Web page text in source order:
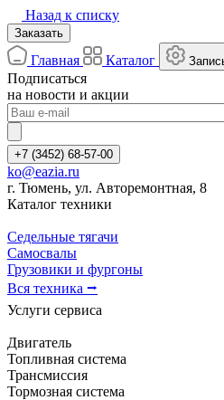
Назад к списку
Заказать
Главная Каталог
Подписаться
на новости и акции
+7 (3452) 68-57-00
ko@eazia.ru
г. Тюмень, ул. Авторемонтная, 8
Каталог техники
Седельные тягачи
Самосвалы
Грузовики и фургоны
Вся техника ⭢
Услуги сервиса
Двигатель
Топливная система
Трансмиссия
Тормозная система